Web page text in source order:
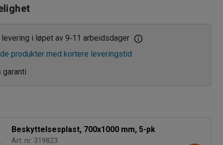
i løpet av 9‑11 arbeidsdager
produkter med kortere leveringstid
garanti
Beskyttelsesplast, 700x1000 mm, 5-pk
Art. nr: 319823